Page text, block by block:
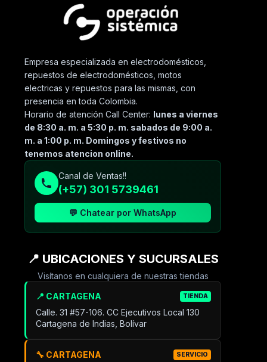
Empresa especializada en electrodomésticos,
repuestos de electrodomésticos, motos
electricas y repuestos para las mismas, con
presencia en toda Colombia.
Horario de atención Call Center: lunes a viernes
de 8:30 a. m. a 5:30 p. m. sabados de 9:00 a.
m. a 1:00 p. m. Domingos y festivos no
tenemos atencion online.
Canal de Ventas!!
(+57) 301 5739461
💬 Chatear por WhatsApp
📍 UBICACIONES Y SUCURSALES
Visítanos en cualquiera de nuestras tiendas
📍 CARTAGENA TIENDA
Calle. 31 #57-106. CC Ejecutivos Local 130
Cartagena de Indias, Bolívar
🔧 CARTAGENA SERVICIO